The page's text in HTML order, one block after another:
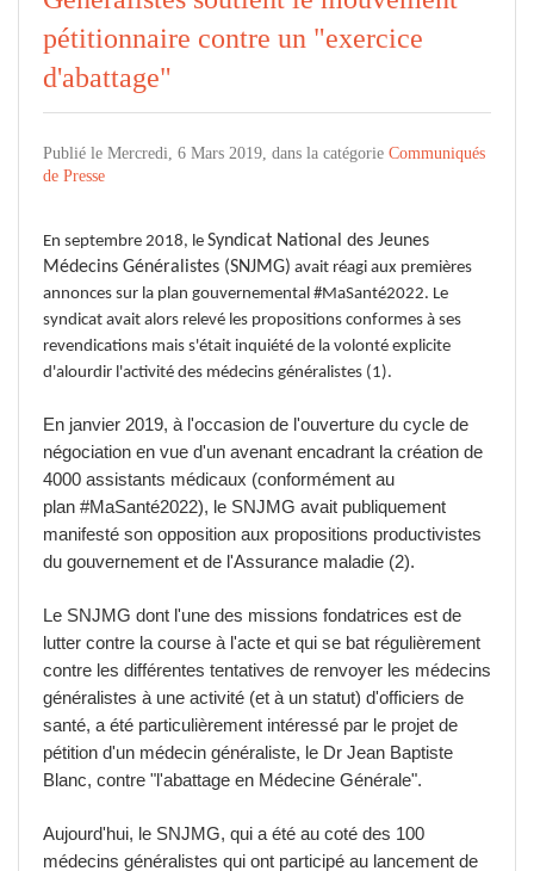
pétitionnaire contre un "exercice
d'abattage"
Publié le Mercredi, 6 Mars 2019, dans la catégorie Communiqués
de Presse
En septembre 2018, le Syndicat National des Jeunes
Médecins Généralistes (SNJMG) avait réagi aux premières
annonces sur la plan gouvernemental #MaSanté2022. Le
syndicat avait alors relevé les propositions conformes à ses
revendications mais s'était inquiété de la volonté explicite
d'alourdir l'activité des médecins généralistes (1).
En janvier 2019, à l'occasion de l'ouverture du cycle de
négociation en vue d'un avenant encadrant la création de
4000 assistants médicaux (conformément au
plan #MaSanté2022), le SNJMG avait publiquement
manifesté son opposition aux propositions productivistes
du gouvernement et de l'Assurance maladie (2).
Le SNJMG dont l'une des missions fondatrices est de
lutter contre la course à l'acte et qui se bat régulièrement
contre les différentes tentatives de renvoyer les médecins
généralistes à une activité (et à un statut) d'officiers de
santé, a été particulièrement intéressé par le projet de
pétition d'un médecin généraliste, le Dr Jean Baptiste
Blanc, contre "l'abattage en Médecine Générale".
Aujourd'hui, le SNJMG, qui a été au coté des 100
médecins généralistes qui ont participé au lancement de